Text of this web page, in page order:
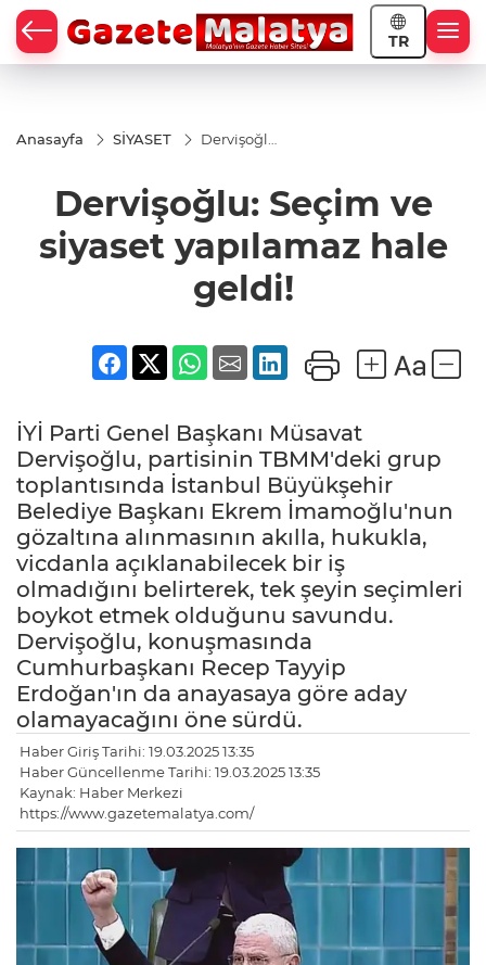
TR
Anasayfa SİYASET
Dervişoğlu:
yapılamaz
hale geldi!
Dervişoğlu: Seçim ve
siyaset yapılamaz hale
geldi!
İYİ Parti Genel Başkanı Müsavat
Dervişoğlu, partisinin TBMM'deki grup
toplantısında İstanbul Büyükşehir
Belediye Başkanı Ekrem İmamoğlu'nun
gözaltına alınmasının akılla, hukukla,
vicdanla açıklanabilecek bir iş
olmadığını belirterek, tek şeyin seçimleri
boykot etmek olduğunu savundu.
Dervişoğlu, konuşmasında
Cumhurbaşkanı Recep Tayyip
Erdoğan'ın da anayasaya göre aday
olamayacağını öne sürdü.
Haber Giriş Tarihi: 19.03.2025 13:35
Haber Güncellenme Tarihi: 19.03.2025 13:35
Kaynak: Haber Merkezi
https://www.gazetemalatya.com/